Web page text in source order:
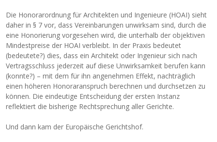
Die Honorarordnung für Architekten und Ingenieure (HOAI) sieht
daher in § 7 vor, dass Vereinbarungen unwirksam sind, durch die
eine Honorierung vorgesehen wird, die unterhalb der objektiven
Mindestpreise der HOAI verbleibt. In der Praxis bedeutet
(bedeutete?) dies, dass ein Architekt oder Ingenieur sich nach
Vertragsschluss jederzeit auf diese Unwirksamkeit berufen kann
(konnte?) – mit dem für ihn angenehmen Effekt, nachträglich
einen höheren Honoraranspruch berechnen und durchsetzen zu
können. Die eindeutige Entscheidung der ersten Instanz
reflektiert die bisherige Rechtsprechung aller Gerichte.
Und dann kam der Europäische Gerichtshof.